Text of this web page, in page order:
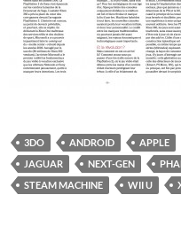
3DO ANDROID APPLE
JAGUAR
NEXT-GEN
STEAM MACHINE
WII U